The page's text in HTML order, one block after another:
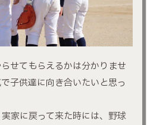
せてもらえるかは分かりませ
子供達に向き合いたいと思っ
家に戻って来た時には、野球